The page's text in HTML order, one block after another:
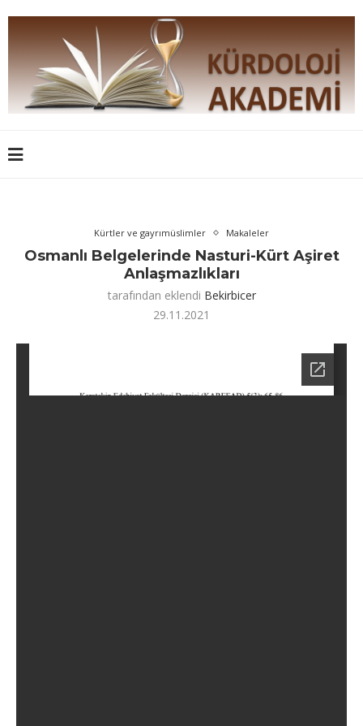
Kürtler ve gayrımüslimler Makaleler
Osmanlı Belgelerinde Nasturi-Kürt Aşiret
Anlaşmazlıkları
tarafından eklendi Bekirbicer
29.11.2021